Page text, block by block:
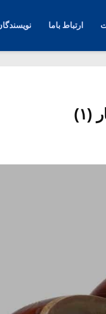
ارتباط باما
(۱)